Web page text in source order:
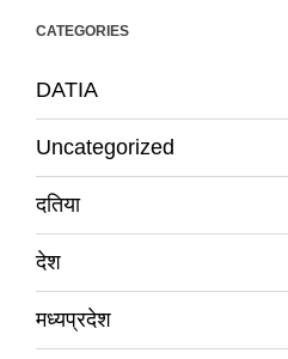
CATEGORIES
DATIA
Uncategorized
दतिया
देश
मध्यप्रदेश